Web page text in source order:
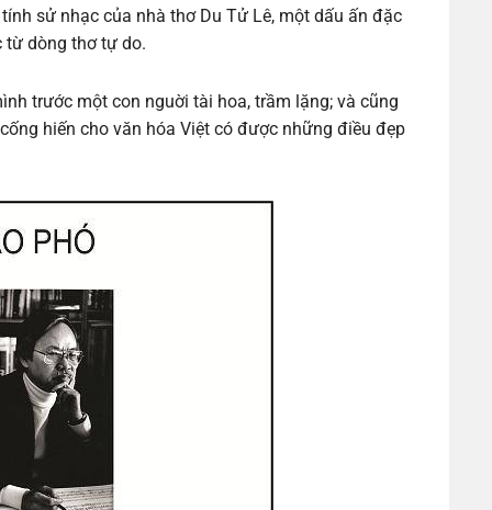
sử nhạc của nhà thơ Du Tử Lê, một dấu ấn đặc
từ dòng thơ tự do.
trước một con nguời tài hoa, trầm lặng; và cũng
hiến cho văn hóa Việt có được những điều đẹp